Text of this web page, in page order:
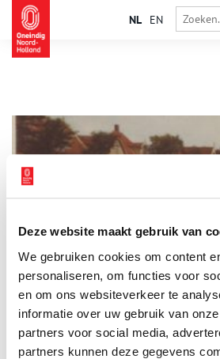
Deze website maakt gebruik van
We gebruiken cookies om content
personaliseren, om functies voor
en om ons websiteverkeer te
informatie over uw gebruik van
partners voor social media,
partners kunnen deze gegevens
NL EN
Buitenplaats Ananas is, samen met Het
twee laatste buitenplaatsen in de Zijpe.
zomerverblijf van de bekende familie
natuurbos en is er een zuivelboerderij
gevestigd.